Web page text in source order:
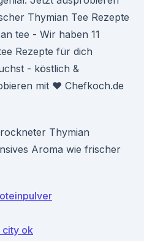
Thymian Tee Rezepte
tee - Wir haben 11
Rezepte für dich
- köstlich &
mit ♥ Chefkoch.de
Thymian
Aroma wie frischer
city ok